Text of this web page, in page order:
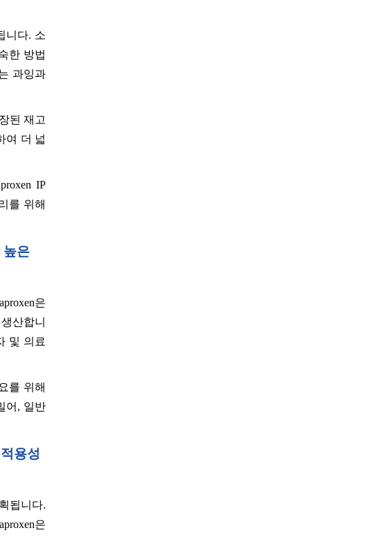
니다. 소
한 방법
과잉과
된 재고
여 더 넓
IP
를 위해
높은
은
산합니
및 의료
를 위해
어, 일반
용성
됩니다.
은